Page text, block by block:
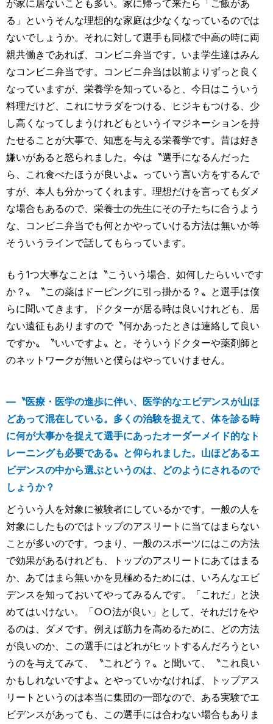
が家に居ないことも多い。家に帰って来たら「ご飯があ
る」というそんな理想的な家庭は少なくなっているのでは
ないでしょうか。それに対して選手も同様で中高の時に両
親共働きであれば、コンビニ弁当です。いま学生達はみん
なコンビニ弁当です。コンビニ弁当は以前よりずっと良く
なっていますが、栄養学を知っていると、今日はこういう
料理だけど、これにサラダをつける、ヒジキもつける、少
し高くなってしまうけれどもというイマジネーションを持
たせることが大事で、知恵を与える栄養学です。昔は好き
嫌いがあると怒られました。今は〝選手になるんだった
ら、これ食べたほうが良いよ〟っていう言い方をするんで
すが、本人も分かってくれます。理想だけを言ってもダメ
な場合もあるので、栄養士の先生にその子たちに合うよう
な、コンビニ弁当でも何とかやっていける方法は無いか等
そういうラインで話してもらっています。
もう1つ大事なことは〝こういう場合、如何したらいいです
か？〟〝この薬はドーピングに引っ掛かる？〟と選手は僕
らに聞いてきます。ドクターが居る時は良いけれども、居
ない遠征もありますので〝何かあったときは連絡して良い
ですか〟〝いいですよ〟と。そういうドクターや薬剤師と
のネットワークが無いと僕らはやっていけません。
―〝医療・医学の進歩に伴い、医学的なエビデンスが山ほ
どあって混在している。多くの治験を捉えて、体を診る時
に何が大事かを捉えて選手にあったオーダーメイド的なト
レーニングも必要である〟と仰られました。山ほどあるエ
ビデンスの中から選ぶというのは、どのようにされるので
しょうか？
どういう人を対象に被験者にしているかです。一般の人を
対象にしたものではトップのアスリートに当てはまらない
ことが多いのです。つまり、一般のスポーツにはこの方法
で効果があるけれども、トップのアスリートにあてはまる
か、あてはまら無いかを見極めるためには、いろんなエビ
デンスを知っておいてやってみるんです。「これだ」と決
めてはいけない。「○○法が良い」として、それだけをや
るのは、ダメです。例えば筋力を高めるために、どの方法
が良いのか、この選手にはどれがヒットするんだろうとい
うのを与えてみて、〝これどう？〟と聞いて、〝これ良い
かもしれないですよ〟とやっていかなければ、トップアス
リートというのは本当に集団の一部なので、ある実験でエ
ビデンスがあっても、この選手には合わない場合もありま